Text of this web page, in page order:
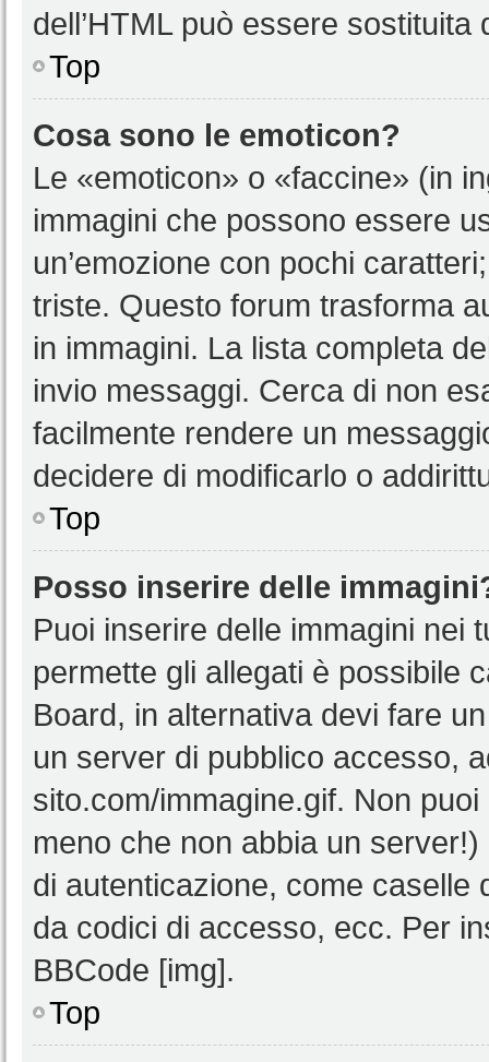
dell’HTML può essere sostituita
Top
Cosa sono le emoticon?
Le «emoticon» o «faccine» (in
immagini che possono essere
un’emozione con pochi
triste. Questo forum trasforma
in immagini. La lista completa
invio messaggi. Cerca di non
facilmente rendere un
decidere di modificarlo o
Top
Posso inserire delle
Puoi inserire delle immagini nei
permette gli allegati è possibile
Board, in alternativa devi fare
un server di pubblico accesso,
sito.com/immagine.gif. Non
meno che non abbia un
di autenticazione, come caselle
da codici di accesso, ecc. Per
BBCode [img].
Top